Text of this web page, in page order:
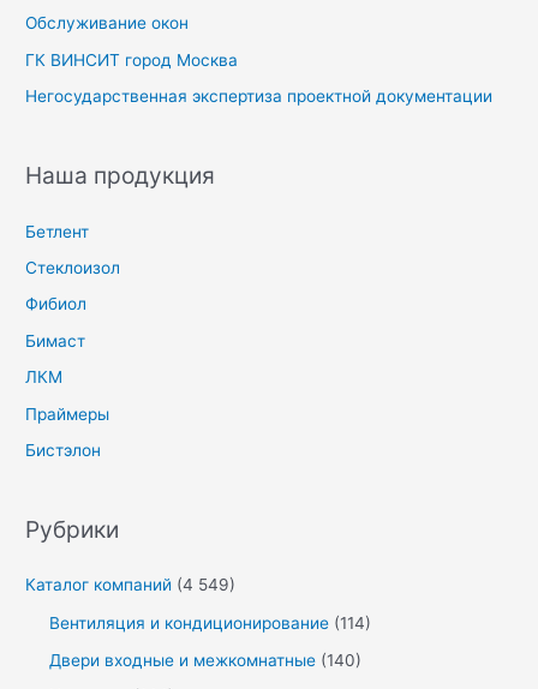
Обслуживание окон
ГК ВИНСИТ город Москва
Негосударственная экспертиза проектной документации
Наша продукция
Бетлент
Стеклоизол
Фибиол
Бимаст
ЛКМ
Праймеры
Бистэлон
Рубрики
Каталог компаний (4 549)
Вентиляция и кондиционирование (114)
Двери входные и межкомнатные (140)